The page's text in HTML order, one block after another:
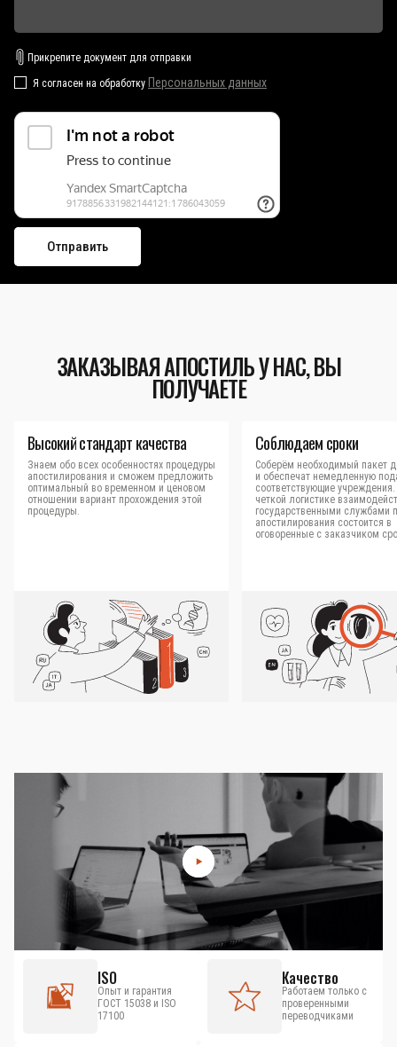
Прикрепите документ для отправки
Я согласен на обработку Персональных данных
ЗАКАЗЫВАЯ АПОСТИЛЬ У НАС, ВЫ
ПОЛУЧАЕТЕ
Высокий стандарт качества
Знаем обо всех особенностях процедуры
апостилирования и сможем предложить
оптимальный во временном и ценовом
отношении вариант прохождения этой
процедуры.
Соблюдаем сроки
Соберём необходимый пакет
и обеспечат немедленную
соответствующие
четкой логистике
государственными службами
апостилирования состоится в
оговоренные с заказчиком
ISO
Опыт и гарантия
ГОСТ 15038 и ISO
17100
Качество
Работаем только с
проверенными
переводчиками